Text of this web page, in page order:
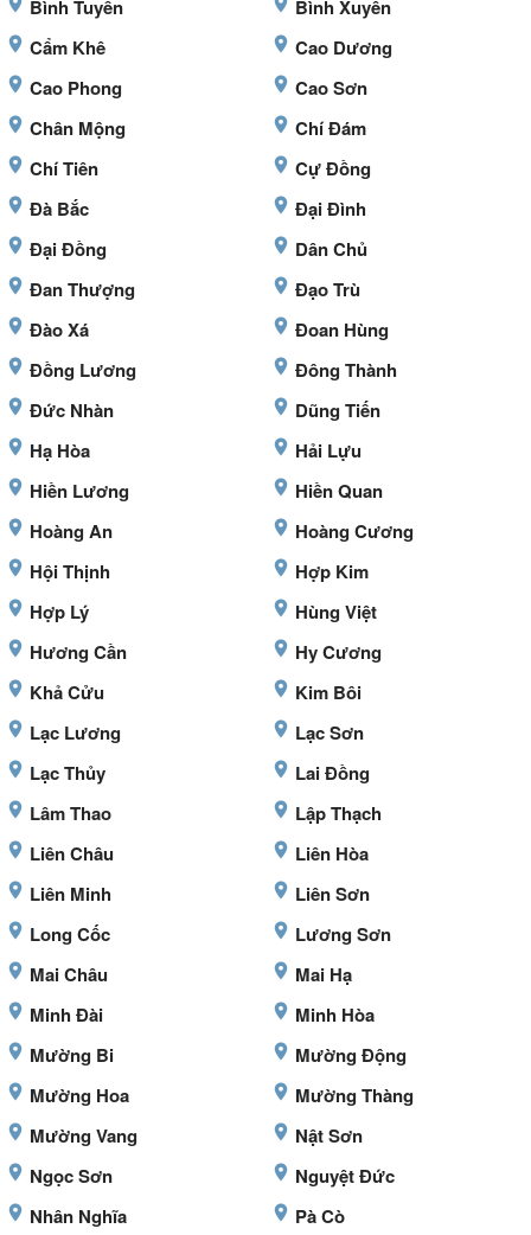
Bình Tuyền
Bình Xuyên
Cẩm Khê
Cao Dương
Cao Phong
Cao Sơn
Chân Mộng
Chí Đám
Chí Tiên
Cự Đồng
Đà Bắc
Đại Đình
Đại Đồng
Dân Chủ
Đan Thượng
Đạo Trù
Đào Xá
Đoan Hùng
Đồng Lương
Đông Thành
Đức Nhàn
Dũng Tiến
Hạ Hòa
Hải Lựu
Hiền Lương
Hiền Quan
Hoàng An
Hoàng Cương
Hội Thịnh
Hợp Kim
Hợp Lý
Hùng Việt
Hương Cần
Hy Cương
Khả Cửu
Kim Bôi
Lạc Lương
Lạc Sơn
Lạc Thủy
Lai Đồng
Lâm Thao
Lập Thạch
Liên Châu
Liên Hòa
Liên Minh
Liên Sơn
Long Cốc
Lương Sơn
Mai Châu
Mai Hạ
Minh Đài
Minh Hòa
Mường Bi
Mường Động
Mường Hoa
Mường Thàng
Mường Vang
Nật Sơn
Ngọc Sơn
Nguyệt Đức
Nhân Nghĩa
Pà Cò